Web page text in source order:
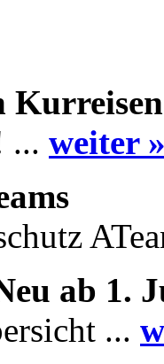
Kurreisen
... weiter
ab 1.
...